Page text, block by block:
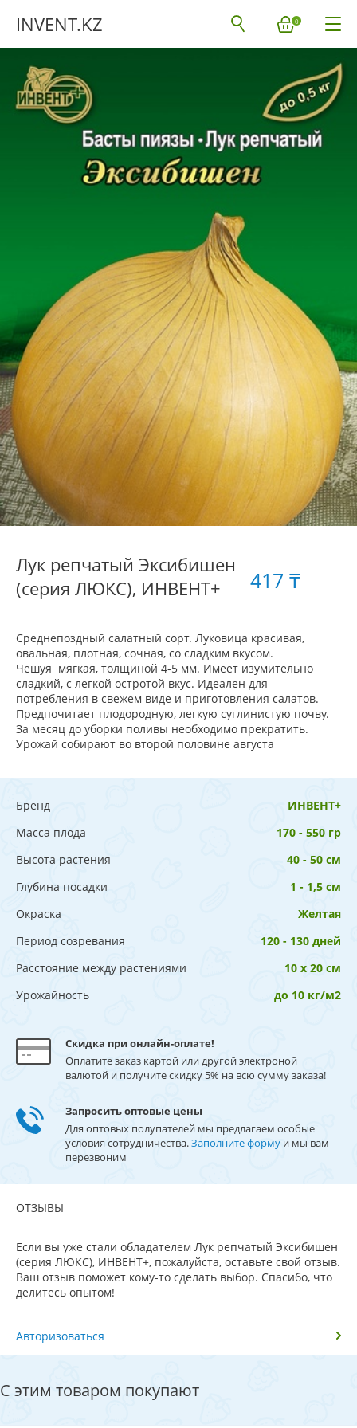
INVENT.KZ 0
Лук репчатый Эксибишен
(серия ЛЮКС), ИНВЕНТ+
417 ₸
Среднепоздный салатный сорт. Луковица красивая,
овальная, плотная, сочная, со сладким вкусом.
Чешуя мягкая, толщиной 4-5 мм. Имеет изумительно
сладкий, с легкой остротой вкус. Идеален для
потребления в свежем виде и приготовления салатов.
Предпочитает плодородную, легкую суглинистую почву.
За месяц до уборки поливы необходимо прекратить.
Урожай собирают во второй половине августа
Бренд
ИНВЕНТ+
Масса плода
170 - 550 гр
Высота растения
40 - 50 см
Глубина посадки
1 - 1,5 см
Окраска
Желтая
Период созревания
120 - 130 дней
Расстояние между растениями
10 х 20 см
Урожайность
до 10 кг/м2
Скидка при онлайн-оплате!
Оплатите заказ картой или другой электроной
валютой и получите скидку 5% на всю сумму заказа!
Запросить оптовые цены
Для оптовых полупателей мы предлагаем особые
условия сотрудничества.Заполните форму и мы вам
перезвоним
ОТЗЫВЫ
Если вы уже стали обладателем Лук репчатый Эксибишен
(серия ЛЮКС), ИНВЕНТ+, пожалуйста, оставьте свой отзыв.
Ваш отзыв поможет кому-то сделать выбор. Спасибо, что
делитесь опытом!
Авторизоваться
С этим товаром покупают